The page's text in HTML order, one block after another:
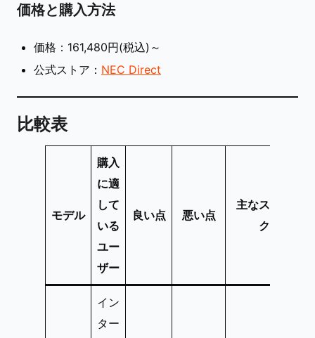
価格と購入方法
価格：161,480円(税込)～
公式ストア： NEC Direct
比較表
モデル
購入
に適
して
いる
ユー
ザー
良い点 悪い点
主なスペッ
ク
イン
ター